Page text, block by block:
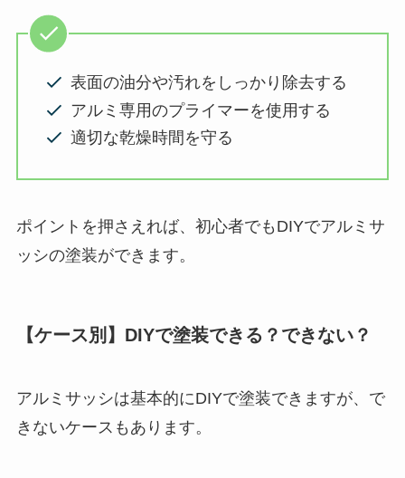
表面の油分や汚れをしっかり除去する
アルミ専用のプライマーを使用する
適切な乾燥時間を守る
ポイントを押さえれば、初心者でもDIYでアルミサ
ッシの塗装ができます。
【ケース別】DIYで塗装できる？できない？
アルミサッシは基本的にDIYで塗装できますが、で
きないケースもあります。